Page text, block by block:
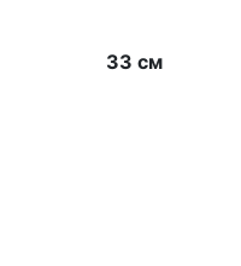
33 см